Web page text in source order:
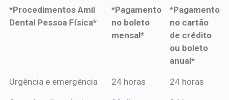
*Procedimentos Amil
Dental Pessoa Física*
*Pagamento
no boleto
mensal*
*Pagamento
no cartão
de crédito
ou boleto
anual*
*Procedimentos Amil
*Pagamento
*Pagamento
Urgência e emergência 24 horas 24 horas